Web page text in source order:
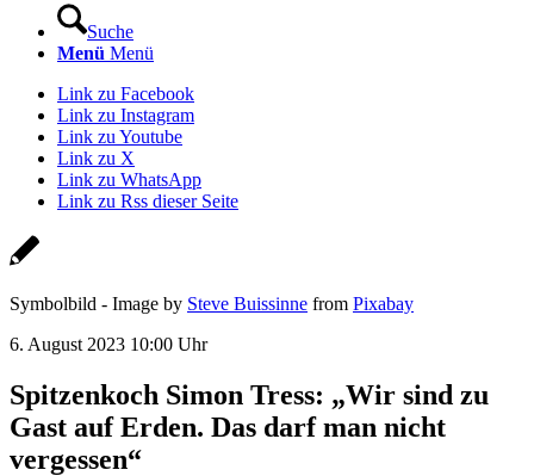
Suche
Menü Menü
Link zu Facebook
Link zu Instagram
Link zu Youtube
Link zu X
Link zu WhatsApp
Link zu Rss dieser Seite
Symbolbild - Image by Steve Buissinne from Pixabay
6. August 2023 10:00 Uhr
Spitzenkoch Simon Tress: „Wir sind zu
Gast auf Erden. Das darf man nicht
vergessen“